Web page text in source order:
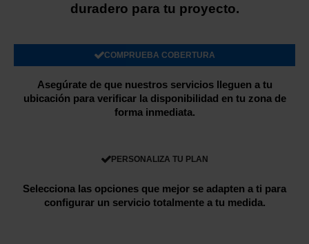
duradero para tu proyecto.
COMPRUEBA COBERTURA
Asegúrate de que nuestros servicios lleguen a tu
ubicación para verificar la disponibilidad en tu zona de
forma inmediata.
PERSONALIZA TU PLAN
Selecciona las opciones que mejor se adapten a ti para
configurar un servicio totalmente a tu medida.